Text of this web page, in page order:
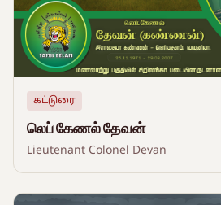
கட்டுரை
லெப் கேணல் தேவன்
Lieutenant Colonel Devan